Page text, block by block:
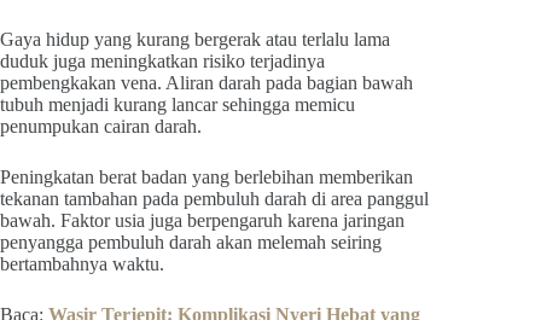
Gaya hidup yang kurang bergerak atau terlalu lama
duduk juga meningkatkan risiko terjadinya
pembengkakan vena. Aliran darah pada bagian bawah
tubuh menjadi kurang lancar sehingga memicu
penumpukan cairan darah.
Peningkatan berat badan yang berlebihan memberikan
tekanan tambahan pada pembuluh darah di area panggul
bawah. Faktor usia juga berpengaruh karena jaringan
penyangga pembuluh darah akan melemah seiring
bertambahnya waktu.
Baca: Wasir Terjepit: Komplikasi Nyeri Hebat yang